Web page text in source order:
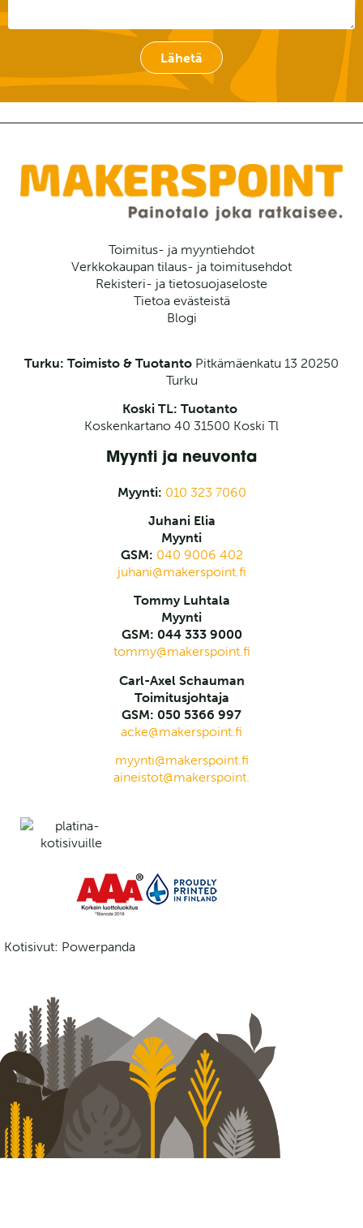
Lähetä
Toimitus- ja myyntiehdot
Verkkokaupan tilaus- ja toimitusehdot
Rekisteri- ja tietosuojaseloste
Tietoa evästeistä
Blogi
Turku: Toimisto & Tuotanto Pitkämäenkatu 13 20250
Turku
Koski TL: Tuotanto
Koskenkartano 40 31500 Koski Tl
Myynti ja neuvonta
Myynti: 010 323 7060
Juhani Elia
Myynti
GSM: 040 9006 402
juhani@makerspoint.fi
Tommy Luhtala
Myynti
GSM: 044 333 9000
tommy@makerspoint.fi
Carl-Axel Schauman
Toimitusjohtaja
GSM: 050 5366 997
acke@makerspoint.fi
myynti@makerspoint.fi
aineistot@makerspoint.
Kotisivut: Powerpanda